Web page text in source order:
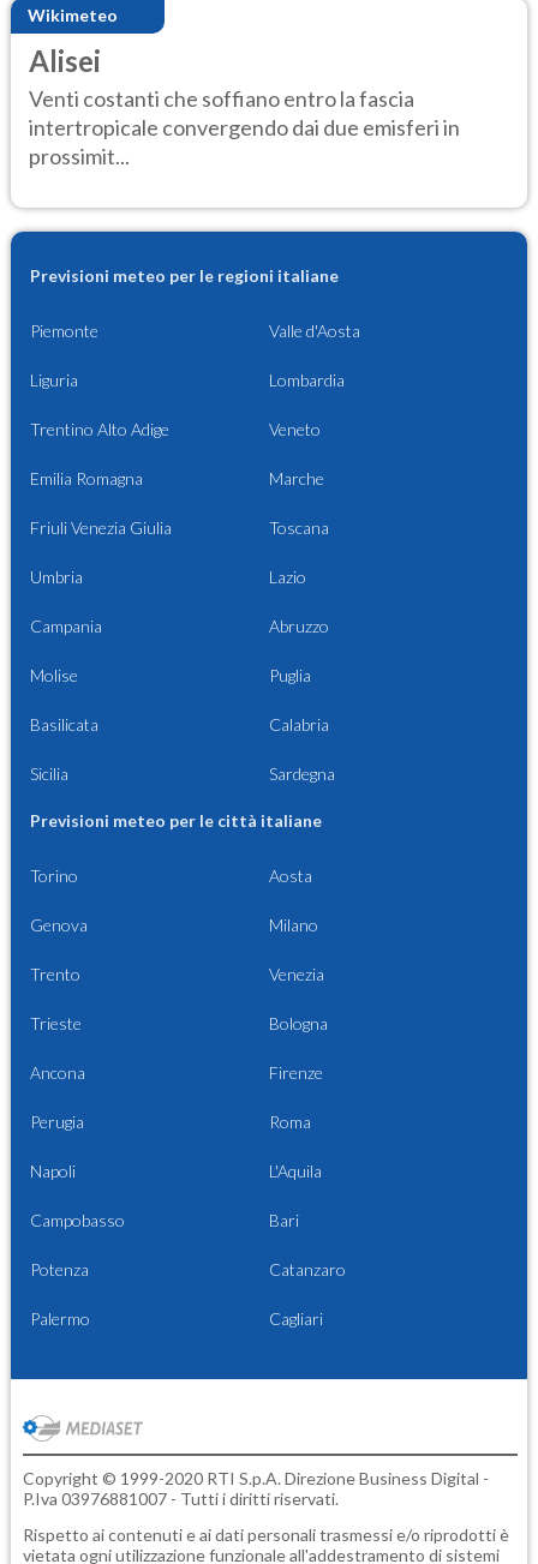
Wikimeteo
Alisei
Venti costanti che soffiano entro la fascia
intertropicale convergendo dai due emisferi in
prossimit...
Previsioni meteo per le regioni italiane
Piemonte Valle d'Aosta
Liguria Lombardia
Trentino Alto Adige Veneto
Emilia Romagna Marche
Friuli Venezia Giulia Toscana
Umbria Lazio
Campania Abruzzo
Molise Puglia
Basilicata Calabria
Sicilia Sardegna
Previsioni meteo per le città italiane
Torino Aosta
Genova Milano
Trento Venezia
Trieste Bologna
Ancona Firenze
Perugia Roma
Napoli L'Aquila
Campobasso Bari
Potenza Catanzaro
Palermo Cagliari
Copyright © 1999-2020 RTI S.p.A. Direzione Business Digital -
P.Iva 03976881007 - Tutti i diritti riservati.
Rispetto ai contenuti e ai dati personali trasmessi e/o riprodotti è
vietata ogni utilizzazione funzionale all'addestramento di sistemi